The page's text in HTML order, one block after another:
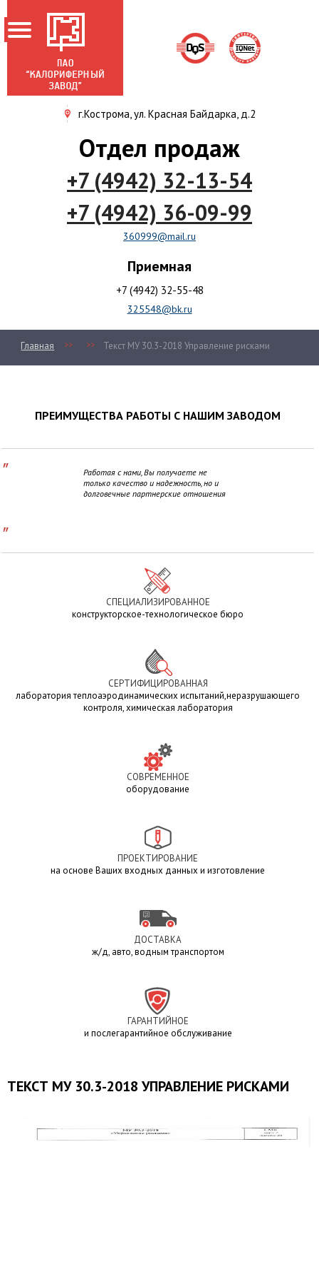
г.Кострома, ул. Красная Байдарка, д.2
Отдел продаж
+7 (4942) 32-13-54
+7 (4942) 36-09-99
360999@mail.ru
Приемная
+7 (4942) 32-55-48
325548@bk.ru
Главная >> >> Текст МУ 30.3-2018 Управление рисками
ГЛАВНАЯ
О ЗАВОДЕ
НОВОСТИ
ПРОДУКЦИЯ
ПРЕИМУЩЕСТВА РАБОТЫ С НАШИМ ЗАВОДОМ
"
Работая с нами, Вы получаете не
только качество и надежность, но и
долговечные партнерские отношения
"
СПЕЦИАЛИЗИРОВАННОЕ
конструкторское-технологическое бюро
СЕРТИФИЦИРОВАННАЯ
лаборатория теплоаэродинамических испытаний,неразрушающего
контроля, химическая лаборатория
СОВРЕМЕННОЕ
оборудование
ПРОЕКТИРОВАНИЕ
на основе Ваших входных данных и изготовление
ДОСТАВКА
ж/д, авто, водным транспортом
ГАРАНТИЙНОЕ
и послегарантийное обслуживание
ТЕКСТ МУ 30.3-2018 УПРАВЛЕНИЕ РИСКАМИ